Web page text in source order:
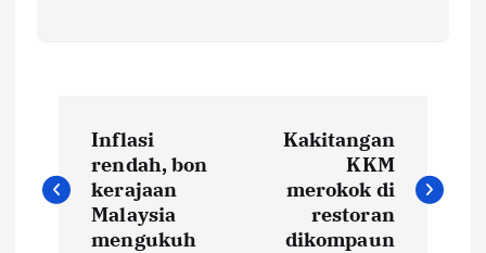
o
Inflasi
rendah, bon
kerajaan
Malaysia
mengukuh
Kakitangan
KKM
merokok di
restoran
dikompaun